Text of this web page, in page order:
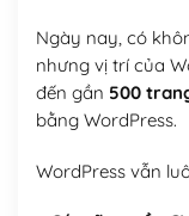
Ngày nay, có
nhưng vị trí của
đến gần 500
bằng WordPress.
WordPress vẫn